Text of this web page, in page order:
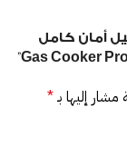
أمان كامل
مشار إليها بـ*